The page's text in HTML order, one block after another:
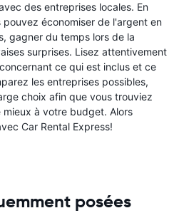
des entreprises locales. En
économiser de l'argent en
gagner du temps lors de la
surprises. Lisez attentivement
ce qui est inclus et ce
les entreprises possibles,
choix afin que vous trouviez
à votre budget. Alors
Car Rental Express!
posées